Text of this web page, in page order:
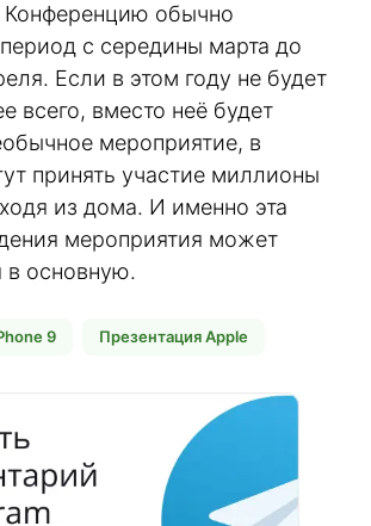
Конференцию обычно
с середины марта до
Если в этом году не будет
всего, вместо неё будет
мероприятие, в
принять участие миллионы
из дома. И именно эта
мероприятия может
в основную.
9 Презентация Apple